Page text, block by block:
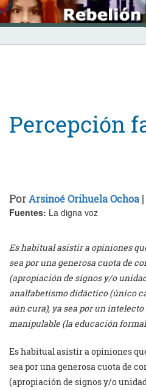
Skip
to
content
INICIO
Percepción
PorArsinoé Orihuela Ochoa |
Fuentes: La digna voz
Es habitual asistir a opiniones
sea por una generosa cuota de
(apropiación de signos y/o
analfabetismo didáctico (único
aún cura), ya sea por un
manipulable (la educación
Es habitual asistir a opiniones
sea por una generosa cuota de
(apropiación de signos y/o